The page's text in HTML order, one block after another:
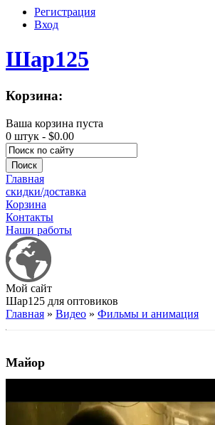
Регистрация
Вход
Шар125
Корзина:
Ваша корзина пуста
0 штук - $0.00
Главная
скидки/доставка
Корзина
Контакты
Наши работы
Мой сайт
Шар125 для оптовиков
Главная » Видео » Фильмы и анимация
Майор